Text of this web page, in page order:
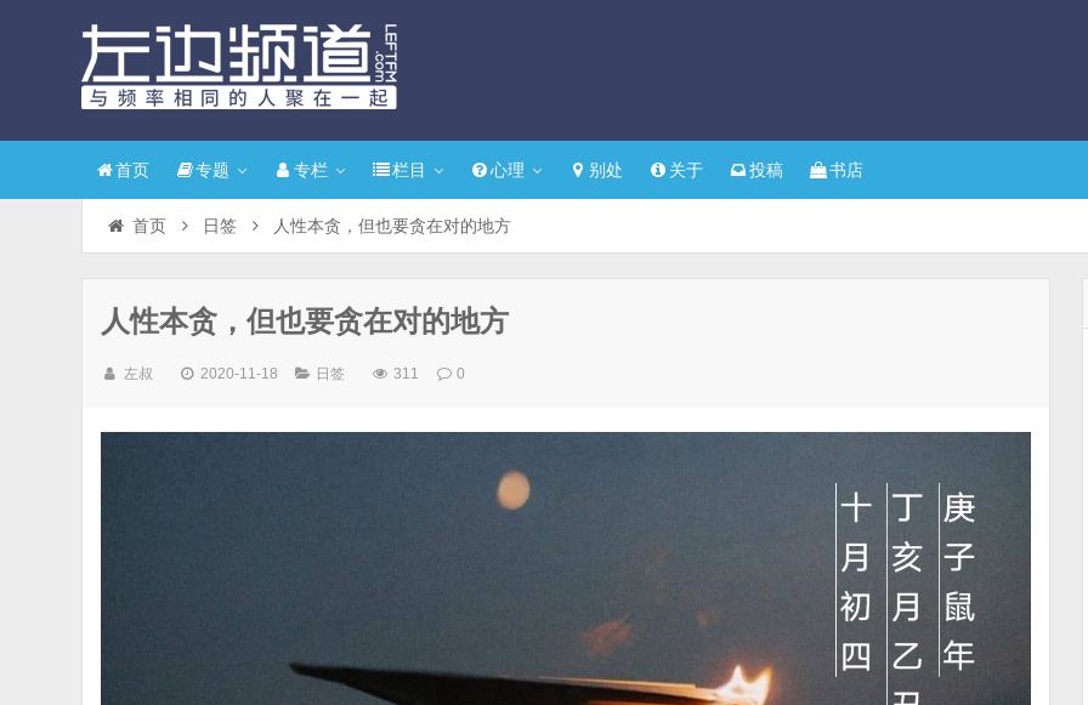
首页 专题 专栏 栏目 心理 别处 关于 投稿 书店
首页 日签 人性本贪，但也要贪在对的地方
人性本贪，但也要贪在对的地方
左叔 2020-11-18 日签 311 0